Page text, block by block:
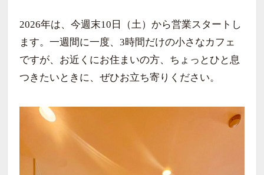
2026年は、今週末10日（土）から営業スタートし
ます。一週間に一度、3時間だけの小さなカフェ
ですが、お近くにお住まいの方、ちょっとひと息
つきたいときに、ぜひお立ち寄りください。